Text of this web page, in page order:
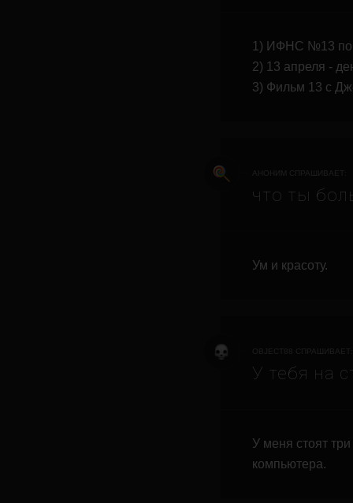
1) ИФНС №13 по
2) 13 апреля -
3) Фильм 13 с
АНОНИМ СПРАШИВАЕТ:
что ты
Ум и красоту.
OBJECT88 СПРАШИВАЕТ:
У тебя на
У меня стоят
компьютера.